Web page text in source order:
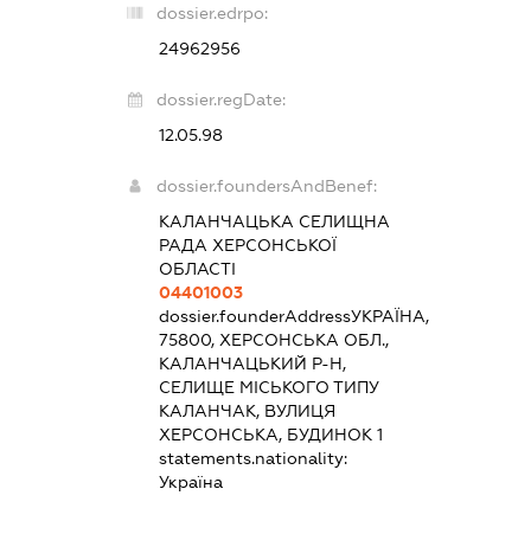
dossier.edrpo:
24962956
dossier.regDate:
12.05.98
dossier.foundersAndBenef:
КАЛАНЧАЦЬКА СЕЛИЩНА
РАДА ХЕРСОНСЬКОЇ
ОБЛАСТІ
04401003
dossier.founderAddressУКРАЇНА,
75800, ХЕРСОНСЬКА ОБЛ.,
КАЛАНЧАЦЬКИЙ Р-Н,
СЕЛИЩЕ МІСЬКОГО ТИПУ
КАЛАНЧАК, ВУЛИЦЯ
ХЕРСОНСЬКА, БУДИНОК 1
statements.nationality:
Україна